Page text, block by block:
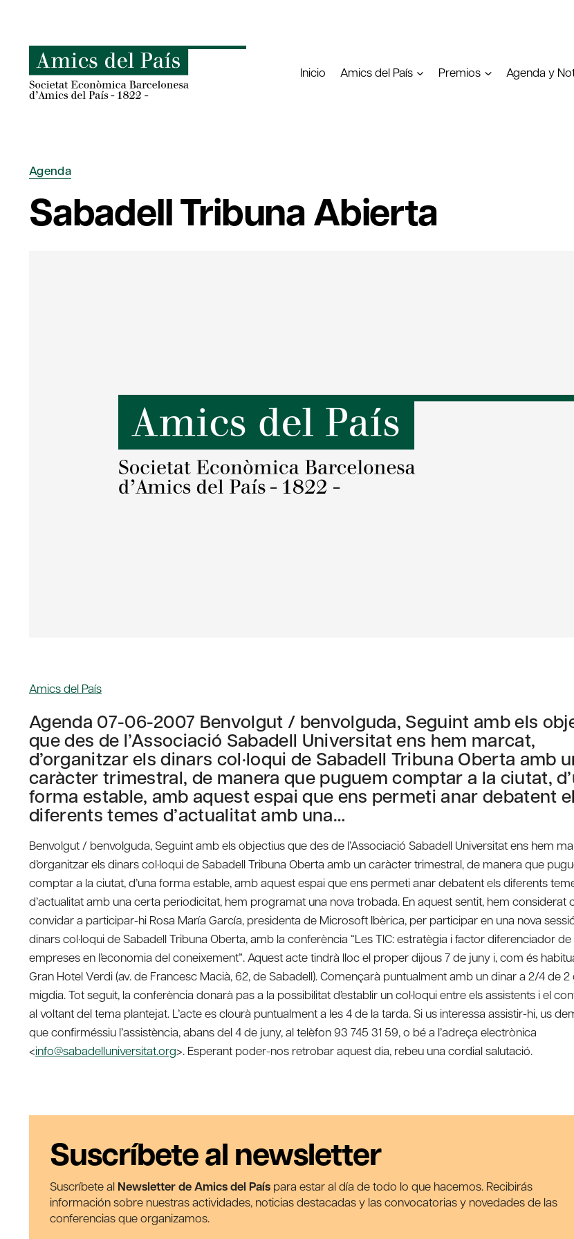
contenido
Inicio Amics del País Premios Agenda y
Agenda
Sabadell Tribuna Abierta
Amics del País
Agenda 07-06-2007 Benvolgut / benvolguda, Seguint amb els
que des de l’Associació Sabadell Universitat ens hem marcat,
d’organitzar els dinars col·loqui de Sabadell Tribuna Oberta amb
caràcter trimestral, de manera que puguem comptar a la ciutat,
forma estable, amb aquest espai que ens permeti anar debatent
diferents temes d’actualitat amb una…
Benvolgut / benvolguda, Seguint amb els objectius que des de l’Associació Sabadell Universitat ens hem
d’organitzar els dinars col·loqui de Sabadell Tribuna Oberta amb un caràcter trimestral, de manera que
comptar a la ciutat, d’una forma estable, amb aquest espai que ens permeti anar debatent els diferents
d’actualitat amb una certa periodicitat, hem programat una nova trobada. En aquest sentit, hem considerat
convidar a participar-hi Rosa María García, presidenta de Microsoft Ibèrica, per participar en una nova
dinars col·loqui de Sabadell Tribuna Oberta, amb la conferència “Les TIC: estratègia i factor diferenciador de
empreses en l’economia del coneixement”. Aquest acte tindrà lloc el proper dijous 7 de juny i, com és
Gran Hotel Verdi (av. de Francesc Macià, 62, de Sabadell). Començarà puntualment amb un dinar a 2/4 de 2
migdia. Tot seguit, la conferència donarà pas a la possibilitat d’establir un col·loqui entre els assistents i el
al voltant del tema plantejat. L’acte es clourà puntualment a les 4 de la tarda. Si us interessa assistir-hi, us
que confirméssiu l’assistència, abans del 4 de juny, al telèfon 93 745 31 59, o bé a l’adreça electrònica
<info@sabadelluniversitat.org>. Esperant poder-nos retrobar aquest dia, rebeu una cordial salutació.
Suscríbete al newsletter
Suscríbete al Newsletter de Amics del País para estar al día de todo lo que hacemos. Recibirás
información sobre nuestras actividades, noticias destacadas y las convocatorias y novedades de las
conferencias que organizamos.